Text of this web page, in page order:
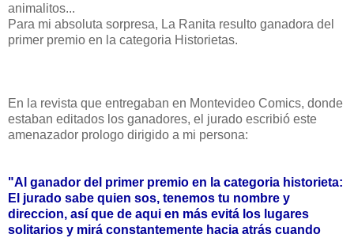
animalitos...
Para mi absoluta sorpresa, La Ranita resulto ganadora del
primer premio en la categoria Historietas.
En la revista que entregaban en Montevideo Comics, donde
estaban editados los ganadores, el jurado escribió este
amenazador prologo dirigido a mi persona:
"Al ganador del primer premio en la categoria historieta:
El jurado sabe quien sos, tenemos tu nombre y
direccion, así que de aqui en más evitá los lugares
solitarios y mirá constantemente hacia atrás cuando